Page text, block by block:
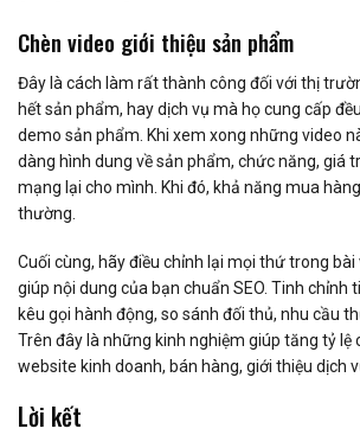
Chèn video giới thiệu sản phẩm
Đây là cách làm rất thành công đối với thị
hết sản phẩm, hay dịch vụ mà họ cung cấp
demo sản phẩm. Khi xem xong những video
dàng hình dung về sản phẩm, chức năng, giá
mạng lại cho mình. Khi đó, khả năng mua
thường.
Cuối cùng, hãy điều chỉnh lại mọi thứ trong
giúp nội dung của bạn chuẩn SEO. Tinh chỉnh
kêu gọi hành động, so sánh đối thủ, nhu cầu
Trên đây là những kinh nghiệm giúp tăng tỷ lệ
website kinh doanh, bán hàng, giới thiệu dịch
Lời kết